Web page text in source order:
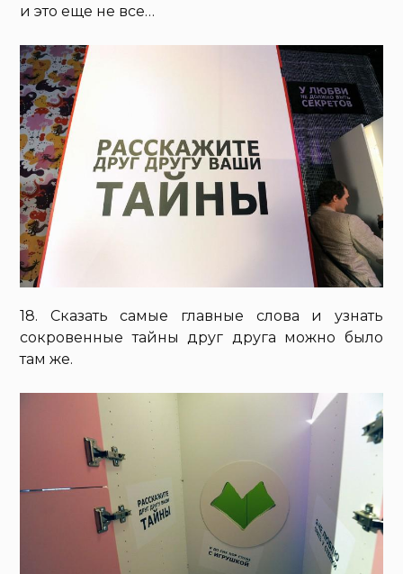
и это еще не все…
18. Сказать самые главные слова и узнать
сокровенные тайны друг друга можно было
там же.